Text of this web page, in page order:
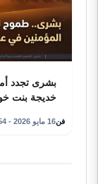
بشرى تجدد
خديجة بنت
فن16 مايو 2026 - 8:54 ص